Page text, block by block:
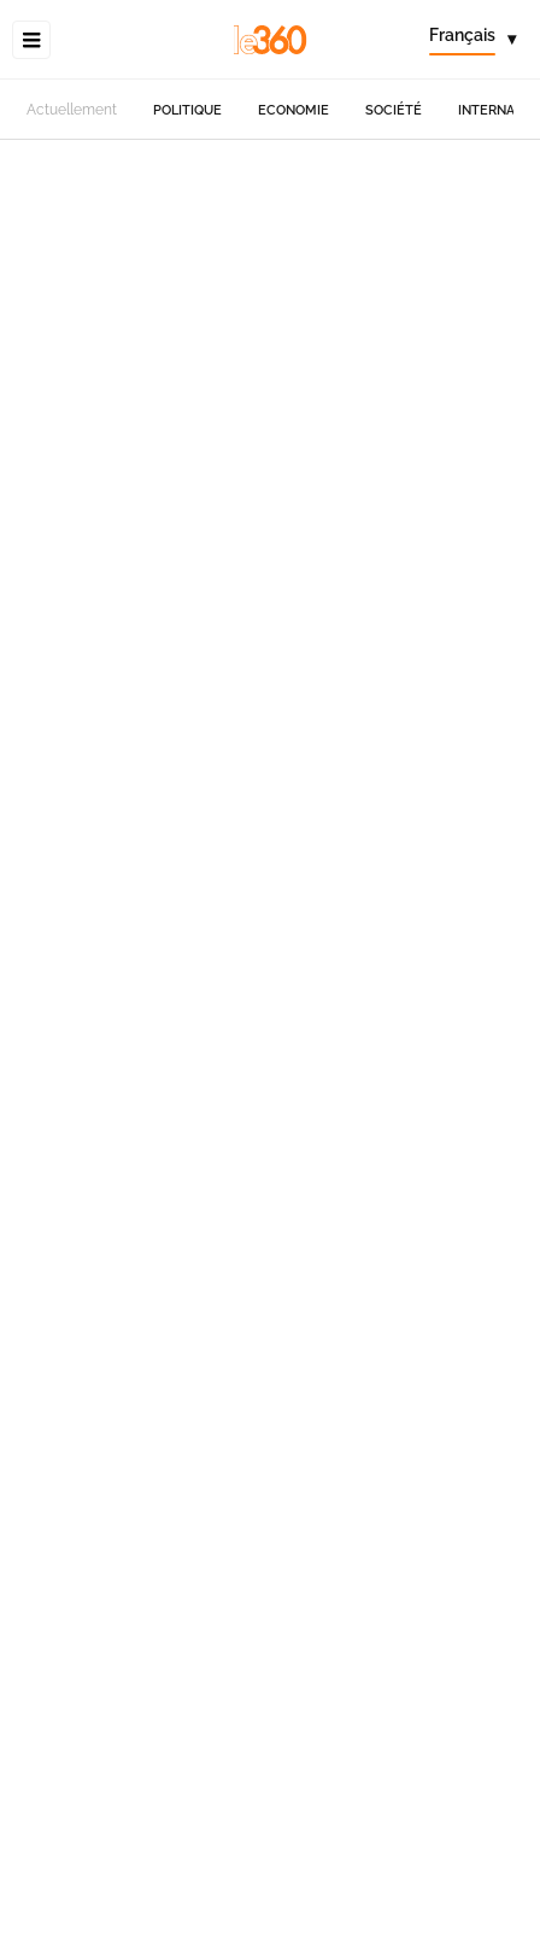
Français ▾
Actuellement POLITIQUE ECONOMIE SOCIÉTÉ